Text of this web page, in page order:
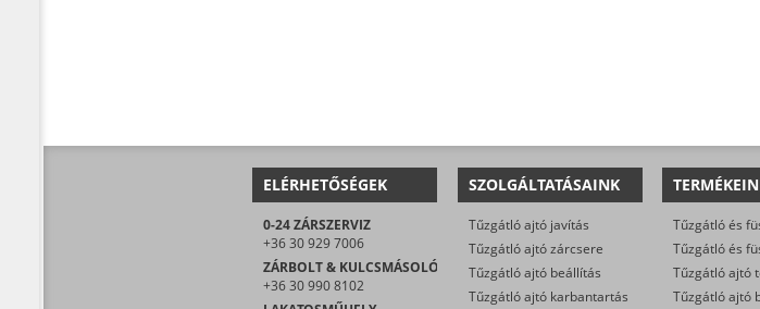
ELÉRHETŐSÉGEK
0-24 ZÁRSZERVIZ
+36 30 929 7006
ZÁRBOLT & KULCSMÁSOLÓ
+36 30 990 8102
SZOLGÁLTATÁSAINK
Tűzgátló ajtó javítás
Tűzgátló ajtó zárcsere
Tűzgátló ajtó beállítás
Tűzgátló ajtó karbantartás
Tűzgátló ajtó